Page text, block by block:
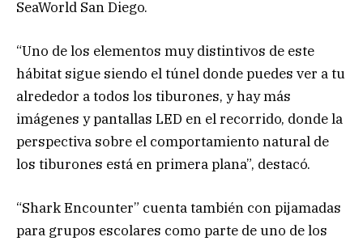
SeaWorld San Diego.
“Uno de los elementos muy distintivos de este
hábitat sigue siendo el túnel donde puedes ver a tu
alrededor a todos los tiburones, y hay más
imágenes y pantallas LED en el recorrido, donde la
perspectiva sobre el comportamiento natural de
los tiburones está en primera plana”, destacó.
“Shark Encounter” cuenta también con pijamadas
para grupos escolares como parte de uno de los